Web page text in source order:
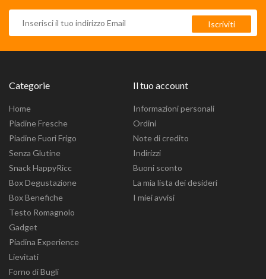
Categorie
Home
Piadine Fresche
Piadine Fuori Frigo
Senza Glutine
Snack HappyRicc
Box Degustazione
Box Benefiche
Testo Romagnolo
Gadget
Piadina Experience
Lievitati
Forno di Bugli
Il tuo account
Informazioni personali
Ordini
Note di credito
Indirizzi
Buoni sconto
La mia lista dei desideri
I miei avvisi